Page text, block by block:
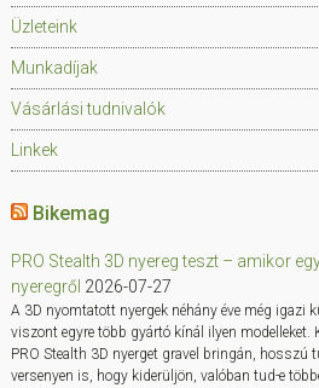
Üzleteink
Munkadíjak
Vásárlási tudnivalók
Linkek
Bikemag
PRO Stealth 3D nyereg teszt – amikor
nyeregről 2026-07-27
A 3D nyomtatott nyergek néhány éve még igazi
viszont egyre több gyártó kínál ilyen modelleket.
PRO Stealth 3D nyerget gravel bringán, hosszú
versenyen is, hogy kiderüljön, valóban tud-e